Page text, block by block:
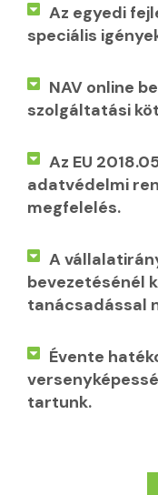
Az egyedi
speciális
NAV online
szolgáltatási
Az EU
adatvédelmi
megfelelés.
A
bevezetésénél
tanácsadással
Évente
tartunk.